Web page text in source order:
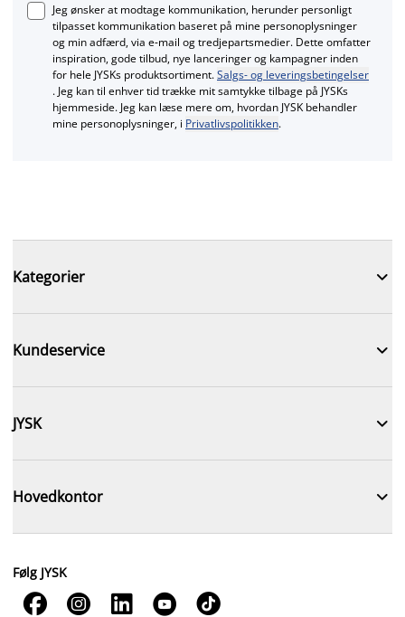
Jeg ønsker at modtage kommunikation, herunder personligt
tilpasset kommunikation baseret på mine personoplysninger
og min adfærd, via e‑mail og tredjepartsmedier. Dette omfatter
inspiration, gode tilbud, nye lanceringer og kampagner inden
for hele JYSKs produktsortiment.Salgs- og leveringsbetingelser
. Jeg kan til enhver tid trække mit samtykke tilbage på JYSKs
hjemmeside. Jeg kan læse mere om, hvordan JYSK behandler
mine personoplysninger, i Privatlivspolitikken.
Kategorier 
Kundeservice 
JYSK 
Hovedkontor 
Følg JYSK
    